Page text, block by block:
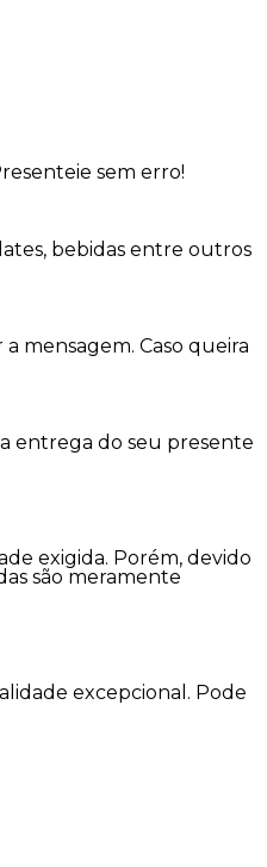
sem erro!
bebidas entre outros
mensagem. Caso queira
entrega do seu presente
exigida. Porém, devido
são meramente
excepcional. Pode